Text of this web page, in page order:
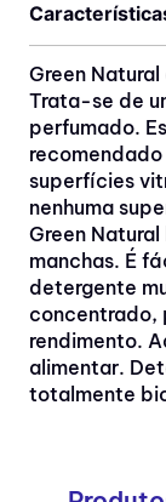
Green
Trata-se de
perfumado.
superfícies
nenhuma
Green
manchas. É
detergente
concentrado,
rendimento.
alimentar.
totalmente